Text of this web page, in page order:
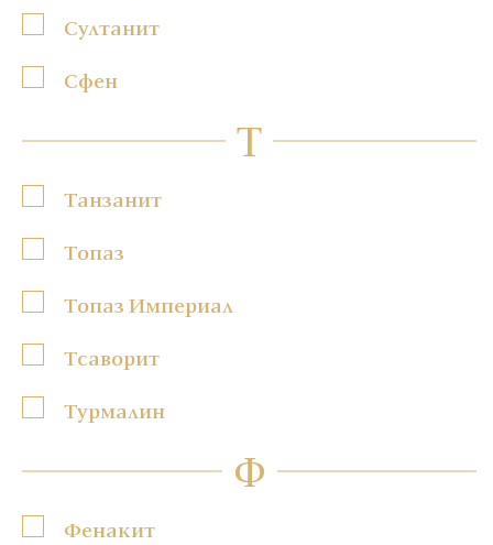
Султанит
Сфен
Т
Танзанит
Топаз
Топаз Империал
Тсаворит
Турмалин
Ф
Фенакит